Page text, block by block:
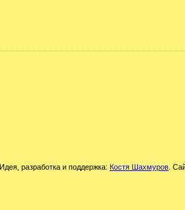
Идея, разработка и поддержка: Костя Шахмуров .